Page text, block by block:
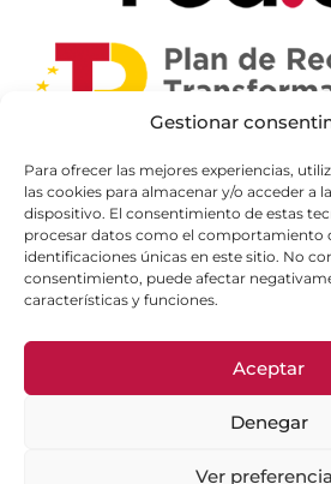
Gestionar
Para ofrecer las mejores experiencias,
las cookies para almacenar y/o acceder a
dispositivo. El consentimiento de estas
procesar datos como el comportamiento
identificaciones únicas en este sitio. No
consentimiento, puede afectar
características y funciones.
Aceptar
Denegar
Ver